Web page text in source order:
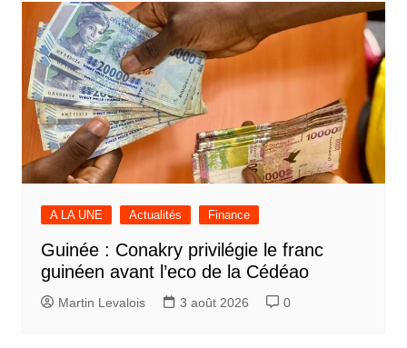
A LA UNE Actualités Finance
Guinée : Conakry privilégie le franc
guinéen avant l’eco de la Cédéao
Martin Levalois 3 août 2026 0